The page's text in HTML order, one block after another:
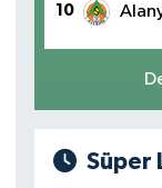
10
Süper